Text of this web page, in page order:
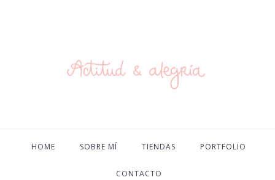
HOME SOBRE MÍ TIENDAS PORTFOLIO
CONTACTO